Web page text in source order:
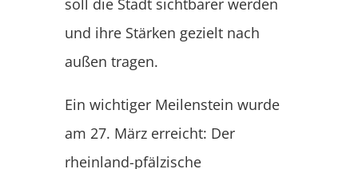
soll die Stadt sichtbarer werden
und ihre Stärken gezielt nach
außen tragen.
Ein wichtiger Meilenstein wurde
am 27. März erreicht: Der
rheinland-pfälzische